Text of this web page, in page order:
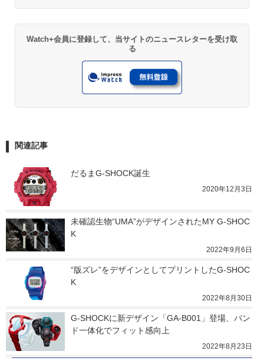
Watch+会員に登録して、当サイトのニュースレターを受け取
る
関連記事
だるまG-SHOCK誕生
2020年12月3日
未確認生物“UMA”がデザインされたMY G-SHOC
K
2022年9月6日
“版ズレ”をデザインとしてプリントしたG-SHOC
K
2022年8月30日
G-SHOCKに新デザイン「GA-B001」登場、バン
ド一体化でフィット感向上
2022年8月23日